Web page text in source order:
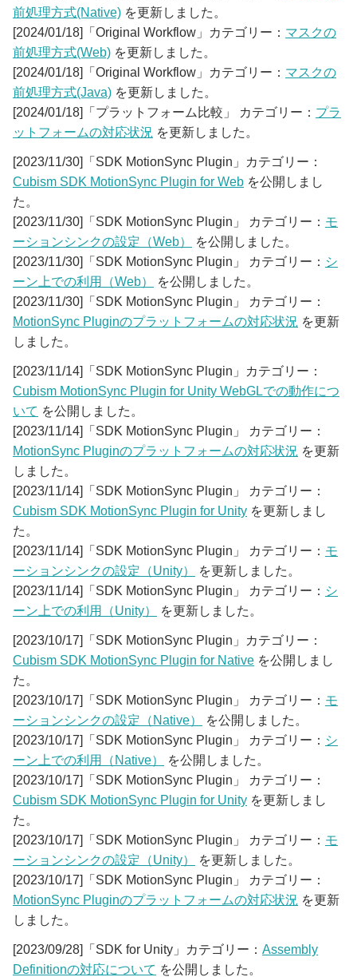
前処理方式(Native) を更新しました。
[2024/01/18]「Original Workflow」カテゴリー： マスクの
前処理方式(Web) を更新しました。
[2024/01/18]「Original Workflow」カテゴリー： マスクの
前処理方式(Java) を更新しました。
[2024/01/18]「プラットフォーム比較」 カテゴリー： プラ
ットフォームの対応状況 を更新しました。
[2023/11/30]「SDK MotionSync Plugin」カテゴリー：
Cubism SDK MotionSync Plugin for Web を公開しまし
た。
[2023/11/30]「SDK MotionSync Plugin」 カテゴリー： モ
ーションシンクの設定（Web）
を公開しました。
[2023/11/30]「SDK MotionSync Plugin」 カテゴリー： シ
ーン上での利用（Web）
を公開しました。
[2023/11/30]「SDK MotionSync Plugin」 カテゴリー：
MotionSync Pluginのプラットフォームの対応状況 を更新
しました。
[2023/11/14]「SDK MotionSync Plugin」カテゴリー：
Cubism MotionSync Plugin for Unity WebGLでの動作につ
いて を公開しました。
[2023/11/14]「SDK MotionSync Plugin」 カテゴリー：
MotionSync Pluginのプラットフォームの対応状況 を更新
しました。
[2023/11/14]「SDK MotionSync Plugin」 カテゴリー：
Cubism SDK MotionSync Plugin for Unity を更新しまし
た。
[2023/11/14]「SDK MotionSync Plugin」 カテゴリー： モ
ーションシンクの設定（Unity）
を更新しました。
[2023/11/14]「SDK MotionSync Plugin」 カテゴリー： シ
ーン上での利用（Unity）
を更新しました。
[2023/10/17]「SDK MotionSync Plugin」カテゴリー：
Cubism SDK MotionSync Plugin for Native を公開しまし
た。
[2023/10/17]「SDK MotionSync Plugin」 カテゴリー： モ
ーションシンクの設定（Native）
を公開しました。
[2023/10/17]「SDK MotionSync Plugin」 カテゴリー： シ
ーン上での利用（Native）
を公開しました。
[2023/10/17]「SDK MotionSync Plugin」 カテゴリー：
Cubism SDK MotionSync Plugin for Unity を更新しまし
た。
[2023/10/17]「SDK MotionSync Plugin」 カテゴリー： モ
ーションシンクの設定（Unity）
を更新しました。
[2023/10/17]「SDK MotionSync Plugin」 カテゴリー：
MotionSync Pluginのプラットフォームの対応状況 を更新
しました。
[2023/09/28]「SDK for Unity」カテゴリー： Assembly
Definitionの対応について を公開しました。